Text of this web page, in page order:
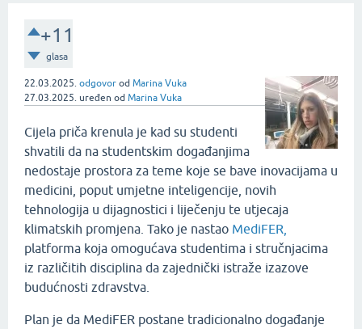
+11
glasa
22.03.2025. odgovor od Marina Vuka
27.03.2025. uređen od Marina Vuka
Cijela priča krenula je kad su studenti
shvatili da na studentskim događanjima
nedostaje prostora za teme koje se bave inovacijama u
medicini, poput umjetne inteligencije, novih
tehnologija u dijagnostici i liječenju te utjecaja
klimatskih promjena. Tako je nastao MediFER,
platforma koja omogućava studentima i stručnjacima
iz različitih disciplina da zajednički istraže izazove
budućnosti zdravstva.
Plan je da MediFER postane tradicionalno događanje